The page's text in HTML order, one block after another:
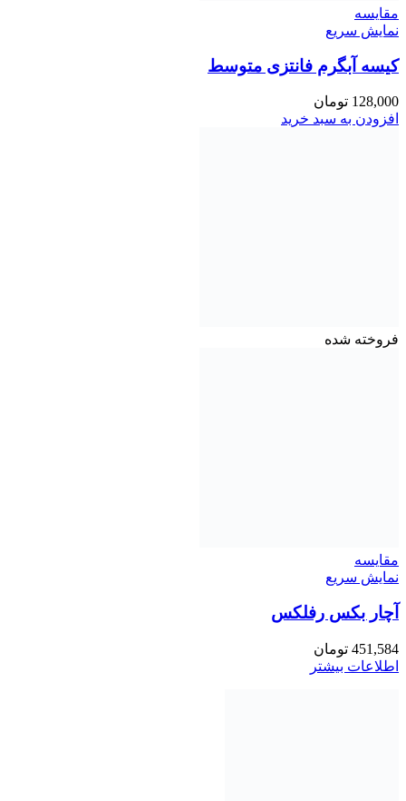
مقايسه
نمایش سریع
کیسه آبگرم فانتزی متوسط
128,000 تومان
افزودن به سبد خرید
فروخته شده
مقايسه
نمایش سریع
آچار بکس رفلکس
451,584 تومان
اطلاعات بیشتر